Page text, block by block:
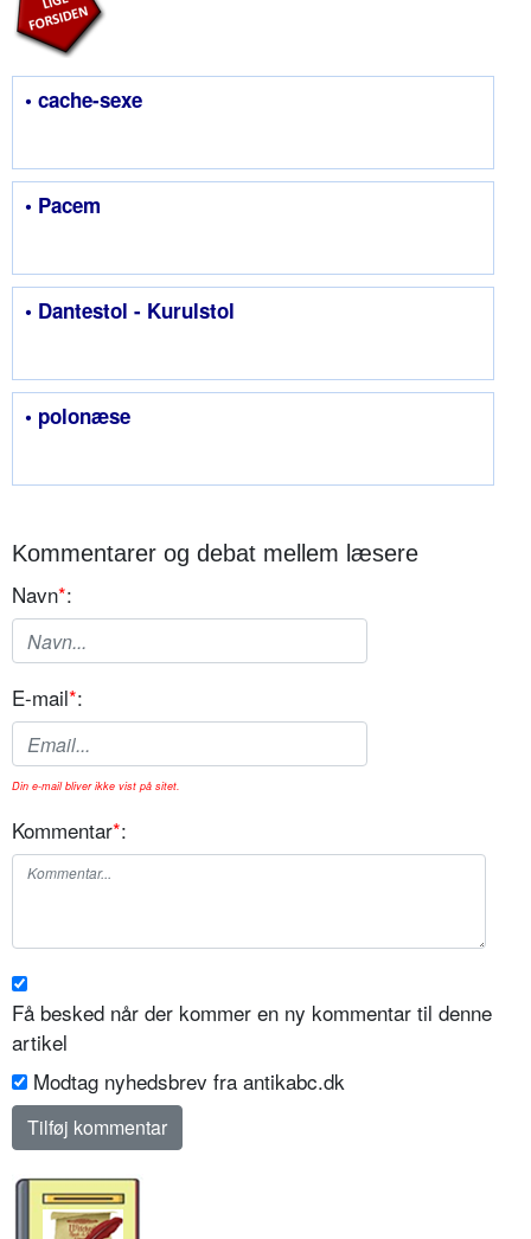
• cache-sexe
• Pacem
• Dantestol - Kurulstol
• polonæse
Kommentarer og debat mellem læsere
Navn*:
E-mail*:
Din e-mail bliver ikke vist på sitet.
Kommentar*:
Få besked når der kommer en ny kommentar til denne
artikel
Modtag nyhedsbrev fra antikabc.dk